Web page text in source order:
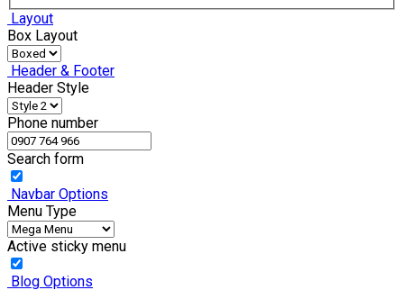
Layout
Box Layout
Header & Footer
Header Style
Phone number
Search form
Navbar Options
Menu Type
Active sticky menu
Blog Options